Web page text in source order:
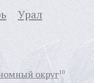
Урал
округ10